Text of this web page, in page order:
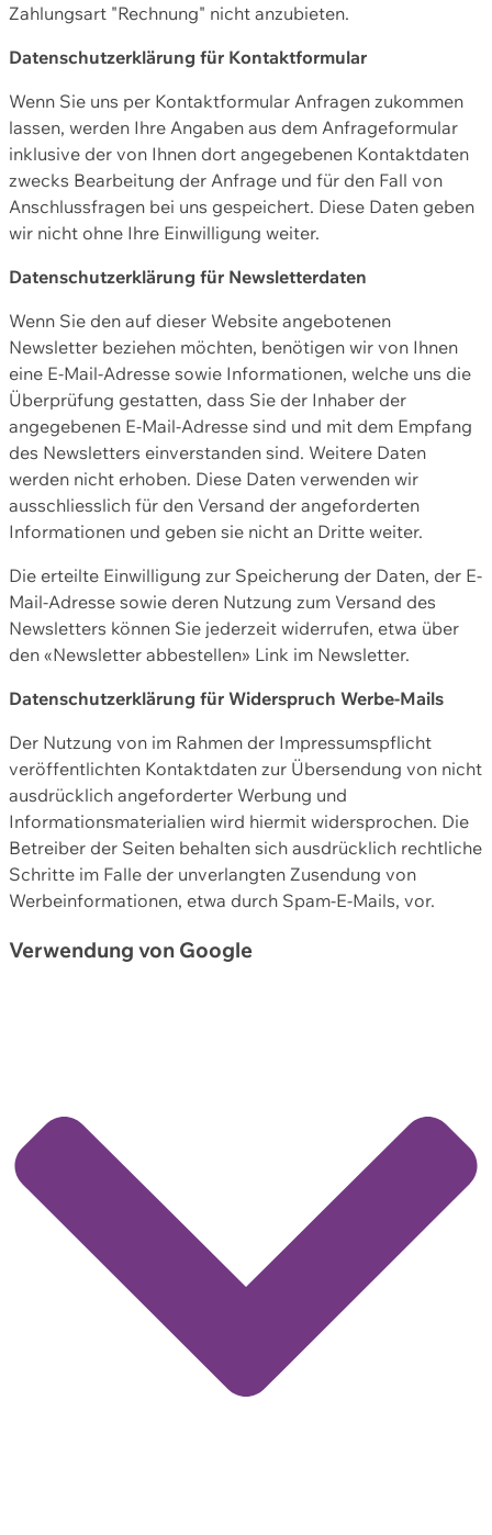
Zahlungsart "Rechnung" nicht anzubieten.
Datenschutzerklärung für Kontaktformular
Wenn Sie uns per Kontaktformular Anfragen zukommen
lassen, werden Ihre Angaben aus dem Anfrageformular
inklusive der von Ihnen dort angegebenen Kontaktdaten
zwecks Bearbeitung der Anfrage und für den Fall von
Anschlussfragen bei uns gespeichert. Diese Daten geben
wir nicht ohne Ihre Einwilligung weiter.
Datenschutzerklärung für Newsletterdaten
Wenn Sie den auf dieser Website angebotenen
Newsletter beziehen möchten, benötigen wir von Ihnen
eine E-Mail-Adresse sowie Informationen, welche uns die
Überprüfung gestatten, dass Sie der Inhaber der
angegebenen E-Mail-Adresse sind und mit dem Empfang
des Newsletters einverstanden sind. Weitere Daten
werden nicht erhoben. Diese Daten verwenden wir
ausschliesslich für den Versand der angeforderten
Informationen und geben sie nicht an Dritte weiter.
Die erteilte Einwilligung zur Speicherung der Daten, der E-
Mail-Adresse sowie deren Nutzung zum Versand des
Newsletters können Sie jederzeit widerrufen, etwa über
den «Newsletter abbestellen» Link im Newsletter.
Datenschutzerklärung für Widerspruch Werbe-Mails
Der Nutzung von im Rahmen der Impressumspflicht
veröffentlichten Kontaktdaten zur Übersendung von nicht
ausdrücklich angeforderter Werbung und
Informationsmaterialien wird hiermit widersprochen. Die
Betreiber der Seiten behalten sich ausdrücklich rechtliche
Schritte im Falle der unverlangten Zusendung von
Werbeinformationen, etwa durch Spam-E-Mails, vor.
Verwendung von Google